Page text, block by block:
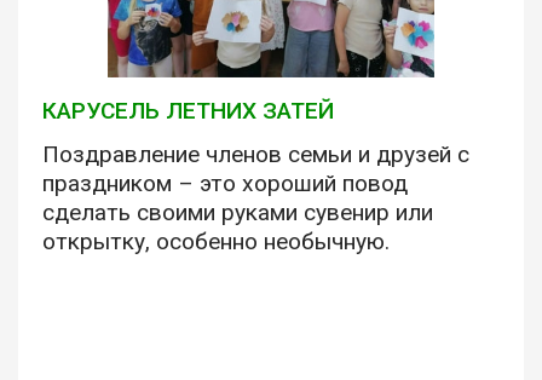
КАРУСЕЛЬ ЛЕТНИХ ЗАТЕЙ
Поздравление членов семьи и друзей с
праздником – это хороший повод
сделать своими руками сувенир или
открытку, особенно необычную.